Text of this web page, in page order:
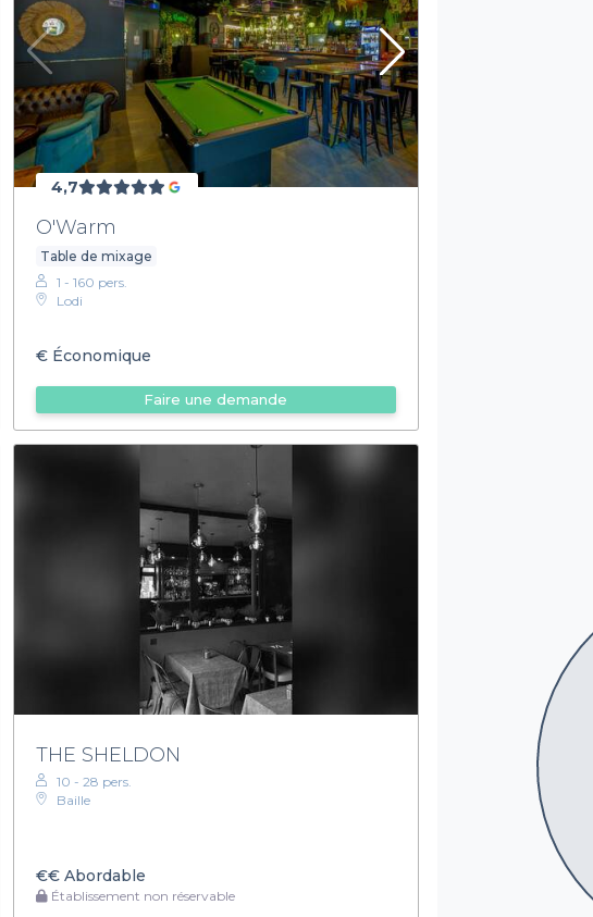
4,7
O'Warm
Table de mixage
1 - 160 pers.
Lodi
€Économique
Faire une demande
THE SHELDON
10 - 28 pers.
Baille
€€Abordable
Établissement non réservable